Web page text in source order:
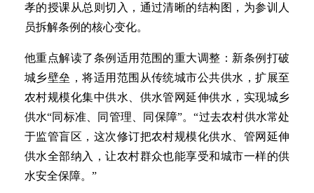
孝的授课从总则切入，通过清晰的结构图，为参训人
员拆解条例的核心变化。
他重点解读了条例适用范围的重大调整：新条例打破
城乡壁垒，将适用范围从传统城市公共供水，扩展至
农村规模化集中供水、供水管网延伸供水，实现城乡
供水“同标准、同管理、同保障”。“过去农村供水常处
于监管盲区，这次修订把农村规模化供水、管网延伸
供水全部纳入，让农村群众也能享受和城市一样的供
水安全保障。”